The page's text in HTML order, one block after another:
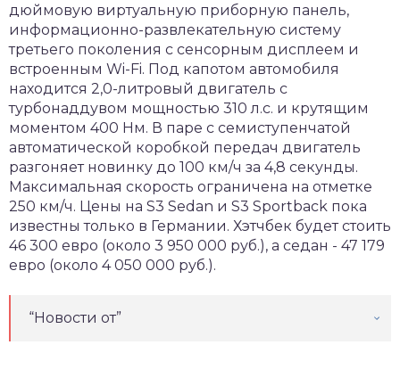
дюймовую виртуальную приборную панель,
информационно-развлекательную систему
третьего поколения с сенсорным дисплеем и
встроенным Wi-Fi. Под капотом автомобиля
находится 2,0-литровый двигатель с
турбонаддувом мощностью 310 л.с. и крутящим
моментом 400 Нм. В паре с семиступенчатой
автоматической коробкой передач двигатель
разгоняет новинку до 100 км/ч за 4,8 секунды.
Максимальная скорость ограничена на отметке
250 км/ч. Цены на S3 Sedan и S3 Sportback пока
известны только в Германии. Хэтчбек будет стоить
46 300 евро (около 3 950 000 руб.), а седан - 47 179
евро (около 4 050 000 руб.).
“Новости от”